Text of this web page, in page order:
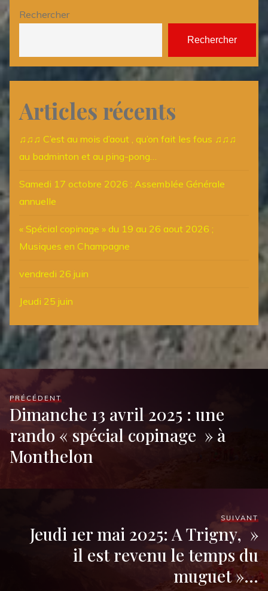
Rechercher
Rechercher
Articles récents
♫♫♫ C’est au mois d’aout , qu’on fait les fous ♫♫♫
au badminton et au ping-pong…
Samedi 17 octobre 2026 : Assemblée Générale
annuelle
« Spécial copinage » du 19 au 26 aout 2026 ;
Musiques en Champagne
vendredi 26 juin
Jeudi 25 juin
PRÉCÉDENT
Dimanche 13 avril 2025 : une
rando « spécial copinage » à
Monthelon
SUIVANT
Jeudi 1er mai 2025: A Trigny, »
il est revenu le temps du
muguet »…